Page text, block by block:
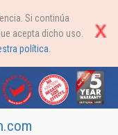
Si continúa
acepta dicho uso.
política